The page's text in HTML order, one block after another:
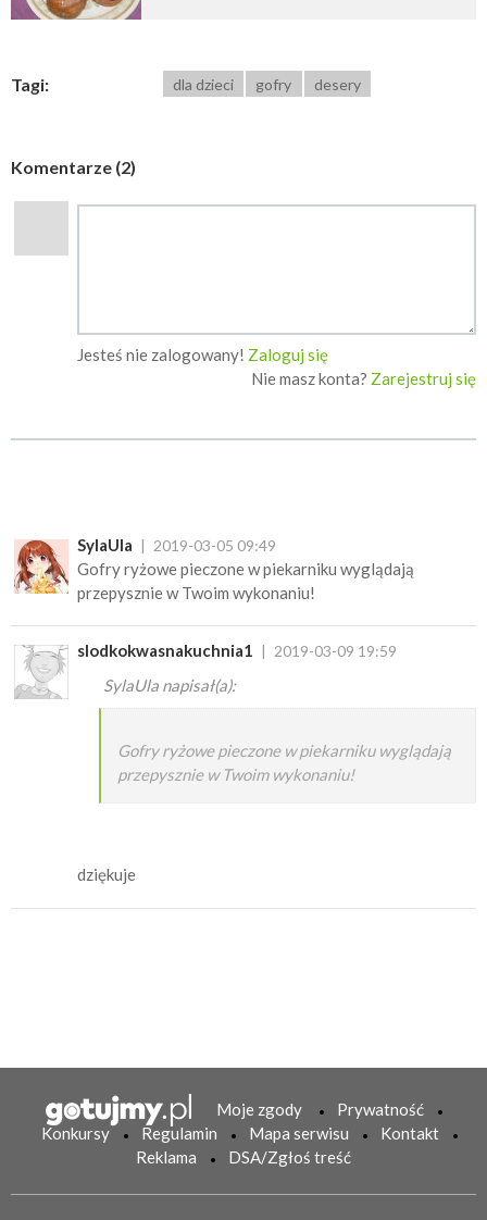
Tagi: dla dzieci gofry desery
Komentarze (2)
Jesteś nie zalogowany! Zaloguj się
Nie masz konta? Zarejestruj się
SylaUla 2019-03-05 09:49
Gofry ryżowe pieczone w piekarniku wyglądają
przepysznie w Twoim wykonaniu!
slodkokwasnakuchnia1 2019-03-09 19:59
SylaUla napisał(a):
Gofry ryżowe pieczone w piekarniku wyglądają
przepysznie w Twoim wykonaniu!
dziękuje
Moje zgody
Prywatność
Konkursy
Regulamin Mapa serwisu
Kontakt
Reklama
DSA/Zgłoś treść